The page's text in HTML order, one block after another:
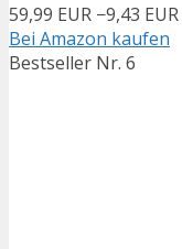
59,99 EUR −9,43 EUR
Bei Amazon kaufen
Bestseller Nr. 6